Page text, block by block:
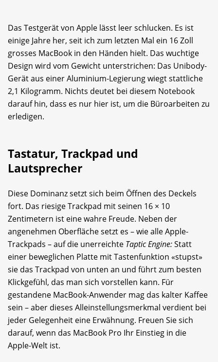
Das Testgerät von Apple lässt leer schlucken. Es ist
einige Jahre her, seit ich zum letzten Mal ein 16 Zoll
grosses MacBook in den Händen hielt. Das wuchtige
Design wird vom Gewicht unterstrichen: Das Unibody-
Gerät aus einer Aluminium-Legierung wiegt stattliche
2,1 Kilogramm. Nichts deutet bei diesem Notebook
darauf hin, dass es nur hier ist, um die Büroarbeiten zu
erledigen.
Tastatur, Trackpad und
Lautsprecher
Diese Dominanz setzt sich beim Öffnen des Deckels
fort. Das riesige Trackpad mit seinen 16 × 10
Zentimetern ist eine wahre Freude. Neben der
angenehmen Oberfläche setzt es – wie alle Apple-
Trackpads – auf die unerreichte Taptic Engine:Statt
einer beweglichen Platte mit Tastenfunktion «stupst»
sie das Trackpad von unten an und führt zum besten
Klickgefühl, das man sich vorstellen kann. Für
gestandene MacBook-Anwender mag das kalter Kaffee
sein – aber dieses Alleinstellungsmerkmal verdient bei
jeder Gelegenheit eine Erwähnung. Freuen Sie sich
darauf, wenn das MacBook Pro Ihr Einstieg in die
Apple-Welt ist.